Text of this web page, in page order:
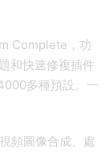
Complete，功
和快速修複插件
多種預設。一
頻圖像合成、處